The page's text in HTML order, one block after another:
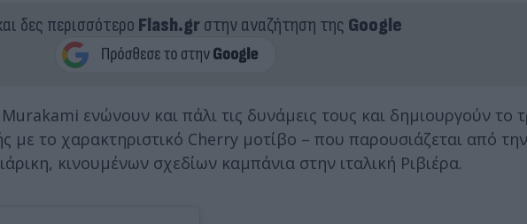
δες περισσότερο Flash.grστην αναζήτηση της Google
ενώνουν και πάλι τις δυνάμεις τους και δημιουργούν το
με το χαρακτηριστικό Cherry μοτίβο – που παρουσιάζεται από
κινουμένων σχεδίων καμπάνια στην ιταλική Ριβιέρα.